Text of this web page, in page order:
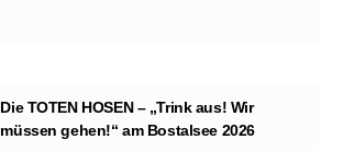
Die TOTEN HOSEN – „Trink aus! Wir
müssen gehen!“ am Bostalsee 2026